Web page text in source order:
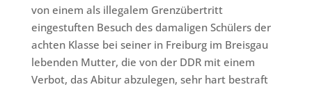
von einem als illegalem Grenzübertritt
eingestuften Besuch des damaligen Schülers der
achten Klasse bei seiner in Freiburg im Breisgau
lebenden Mutter, die von der DDR mit einem
Verbot, das Abitur abzulegen, sehr hart bestraft